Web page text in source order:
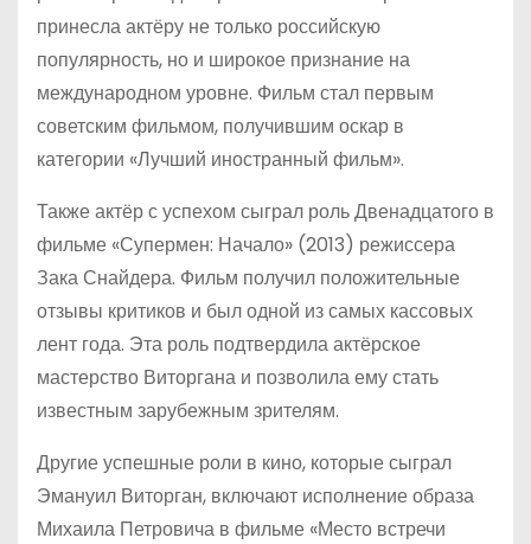
принесла актёру не только российскую
популярность, но и широкое признание на
международном уровне. Фильм стал первым
советским фильмом, получившим оскар в
категории «Лучший иностранный фильм».
Также актёр с успехом сыграл роль Двенадцатого в
фильме «Супермен: Начало» (2013) режиссера
Зака Снайдера. Фильм получил положительные
отзывы критиков и был одной из самых кассовых
лент года. Эта роль подтвердила актёрское
мастерство Виторгана и позволила ему стать
известным зарубежным зрителям.
Другие успешные роли в кино, которые сыграл
Эмануил Виторган, включают исполнение образа
Михаила Петровича в фильме «Место встречи